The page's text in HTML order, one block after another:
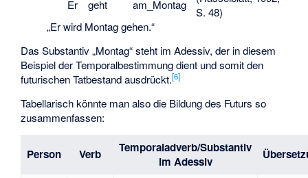
Er geht am_Montag
S. 48)
„Er wird Montag gehen.“
Das Substantiv „Montag“ steht im Adessiv, der in diesem
Beispiel derTemporalbestimmungdient und somit den
futurischen Tatbestand ausdrückt.[6]
Tabellarisch könnte man also die Bildung des Futurs so
zusammenfassen:
Person Verb
Temporaladverb/Substantiv
im Adessiv